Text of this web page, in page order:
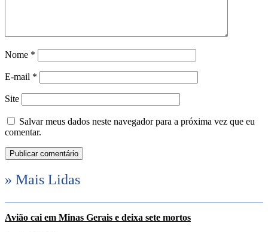
Nome *
E-mail *
Site
Salvar meus dados neste navegador para a próxima vez que eu
comentar.
» Mais Lidas
Avião cai em Minas Gerais e deixa sete mortos